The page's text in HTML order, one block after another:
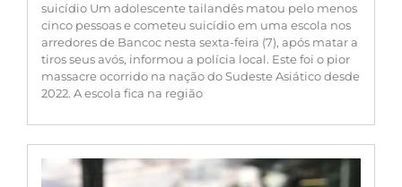
suicídio Um adolescente tailandês matou pelo menos
cinco pessoas e cometeu suicídio em uma escola nos
arredores de Bancoc nesta sexta-feira (7), após matar a
tiros seus avós, informou a polícia local. Este foi o pior
massacre ocorrido na nação do Sudeste Asiático desde
2022. A escola fica na região